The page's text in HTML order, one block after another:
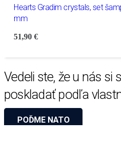
Hearts Gradim crystals, set
mm
51,90€
Vedeli ste, že u nás si
poskladať podľa
POĎME NATO